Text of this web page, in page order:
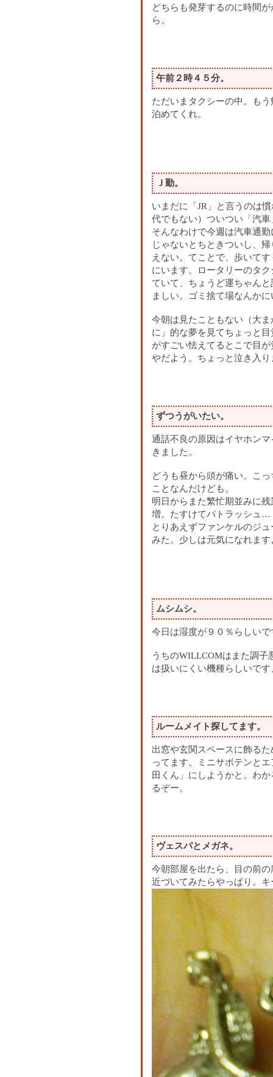
どちらも発芽するのに時間
ら。
午前２時４５分。
ただいまタクシーの中。も
泊めてくれ。
Ｊ勤。
いまだに「JR」と言うのは
代でもない）ついつい「汽
そんなわけで今週は汽車通
じゃないとちときついし、
えない。てことで、歩いて
にいます。ロータリーのタ
ていて、ちょうど運ちゃん
ましい。ゴミ捨て場なんか
今朝は見たこともない（大
に」的な夢を見てちょっと
がすごい怯えてるとこで目
やだよう。ちょっと泣き入
ずつうがいたい。
通話不良の原因はイヤホン
きました。
どうも昼から頭が痛い。こ
ことなんだけども。
明日からまた繁忙期並みに
増。たすけてパトラッシュ…
とりあえずファンケルのジ
みた。少しは元気になれます
ムシムシ。
今日は湿度が９０％らしい
うちのWILLCOMはまた調子
は扱いにくい機種らしいで
ルームメイト探してます。
出窓や玄関スペースに飾る
ってます。ミニサボテンと
田くん」にしようかと。わ
るぞー。
ヴェスパとメガネ。
今朝部屋を出たら、目の前
近づいてみたらやっぱり。